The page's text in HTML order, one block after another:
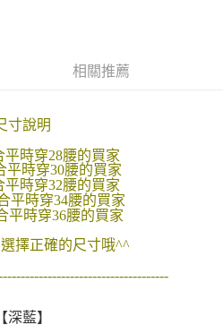
後才付款」的支付方式。 讓您購物簡單
，即可結帳。
後付」後，將跳轉至「AFTEE先享後付」
額後，即可完成結帳。
費通知簡訊。
點擊此簡訊中的連結，可透過四大超商／
款，方視為交易完成。
後付 」之結帳頁面顯示為準，若有關於
上)免運費
上)免運費
相關推薦
寸說明
平時穿28腰的買家
平時穿30腰的買家
平時穿32腰的買家
平時穿34腰的買家
平時穿36腰的買家
擇正確的尺寸哦^^
【深藍】